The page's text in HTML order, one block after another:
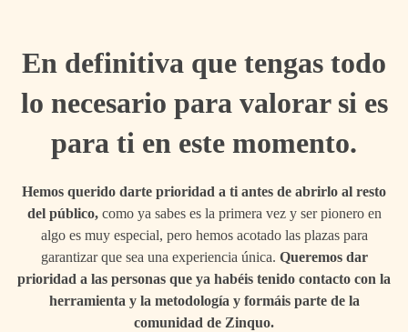
En definitiva que tengas todo
lo necesario para valorar si es
para ti en este momento.
Hemos querido darte prioridad a ti antes de abrirlo al resto
del público,como ya sabes es la primera vez y ser pionero en
algo es muy especial, pero hemos acotado las plazas para
garantizar que sea una experiencia única. Queremos dar
prioridad a las personas que ya habéis tenido contacto con la
herramienta y la metodología y formáis parte de la
comunidad de Zinquo.